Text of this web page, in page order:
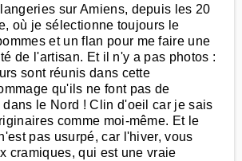
sur Amiens, depuis les 20
où je sélectionne toujours le
et un flan pour me faire une
de l'artisan. Et il n'y a pas photos :
sont réunis dans cette
qu'ils ne font pas de
dans le Nord ! Clin d'oeil car je sais
comme moi-même. Et le
pas usurpé, car l'hiver, vous
cramiques, qui est une vraie